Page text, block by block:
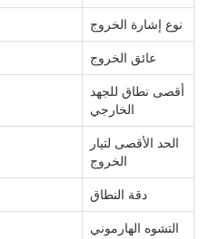
نوع إشارة الخروج
عائق الخروج
أقصى نطاق للجهد
الخارجي
الحد الأقصى لتيار
الخروج
دقة النطاق
التشوه الهارموني